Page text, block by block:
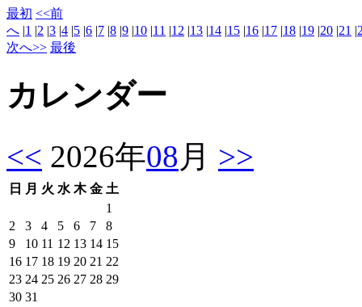
最初 <<前
へ |1 |2 |3 |4 |5 |6 |7 |8 |9 |10 |11 |12 |13 |14 |15 |16 |17 |18 |19 |20 |21 |
次へ>> 最後
カレンダー
<< 2026年08 月 >>
日 月 火 水 木 金 土
1
2
3 4 5 6 7
8
9
10 11 12 13 14 15
16 17 18 19 20 21 22
23 24 25 26 27 28 29
30 31